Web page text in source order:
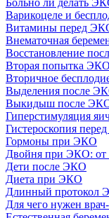
Варикоцеле и
Витамины перед
Внематочная
Восстановление
Вторая попытка ЭКО
Вторичное
Выделения после
Выкидыш после
Гиперстимуляция
Гистероскопия
Гормоны при ЭКО
Двойня при ЭКО: от
Дети после ЭКО
Диета при ЭКО
Длинный протокол
Для чего нужен